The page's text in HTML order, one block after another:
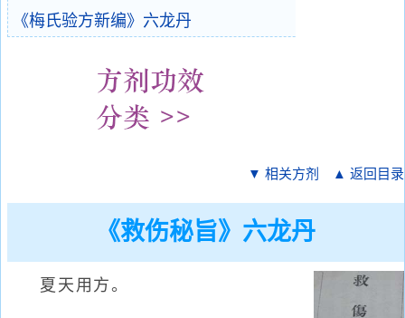
《梅氏验方新编》六龙丹
▼ 相关方剂 ▲ 返回目录
《救伤秘旨》六龙丹
夏天用方。